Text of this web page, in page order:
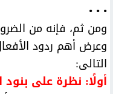
• • •
ومن ثم، فإنه من
وعرض أهم ردود
التالى:
أولًا: نظرة على بنود